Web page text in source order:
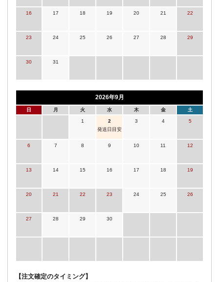
16 17 18 19 20 21 22
23 24 25 26 27 28 29
30 31
2026年9月
日 月 火 水 木 金 土
1
2
発送日目安
3 4 5
6 7 8 9 10 11 12
13 14 15 16 17 18 19
20 21 22 23 24 25 26
27 28 29 30
【注文確定のタイミング】